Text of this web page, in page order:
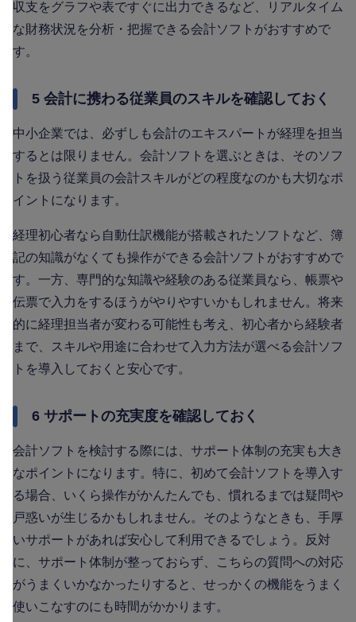
収支をグラフや表ですぐに出力できるなど、リアルタイム
な財務状況を分析・把握できる会計ソフトがおすすめで
す。
5 会計に携わる従業員のスキルを確認しておく
中小企業では、必ずしも会計のエキスパートが経理を担当
するとは限りません。会計ソフトを選ぶときは、そのソフ
トを扱う従業員の会計スキルがどの程度なのかも大切なポ
イントになります。
経理初心者なら自動仕訳機能が搭載されたソフトなど、簿
記の知識がなくても操作ができる会計ソフトがおすすめで
す。一方、専門的な知識や経験のある従業員なら、帳票や
伝票で入力をするほうがやりやすいかもしれません。将来
的に経理担当者が変わる可能性も考え、初心者から経験者
まで、スキルや用途に合わせて入力方法が選べる会計ソフ
トを導入しておくと安心です。
6 サポートの充実度を確認しておく
会計ソフトを検討する際には、サポート体制の充実も大き
なポイントになります。特に、初めて会計ソフトを導入す
る場合、いくら操作がかんたんでも、慣れるまでは疑問や
戸惑いが生じるかもしれません。そのようなときも、手厚
いサポートがあれば安心して利用できるでしょう。反対
に、サポート体制が整っておらず、こちらの質問への対応
がうまくいかなかったりすると、せっかくの機能をうまく
使いこなすのにも時間がかかります。